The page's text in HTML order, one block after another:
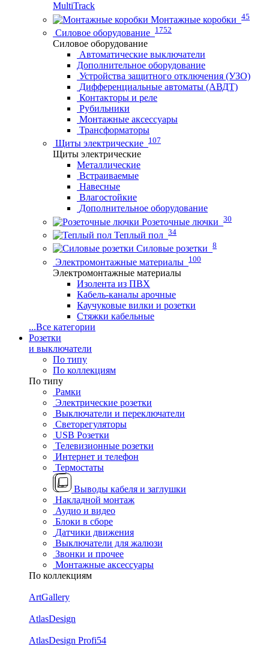
MultiTrack
Монтажные коробки 45
Силовое оборудование 1752
Силовое оборудование
Автоматические выключатели
Дополнительное оборудование
Устройства защитного отключения (УЗО)
Дифференциальные автоматы (АВДТ)
Контакторы и реле
Рубильники
Монтажные аксессуары
Трансформаторы
Щиты электрические 107
Щиты электрические
Металлические
Встраиваемые
Навесные
Влагостойкие
Дополнительное оборудование
Розеточные лючки 30
Теплый пол 34
Силовые розетки 8
Электромонтажные материалы 100
Электромонтажные материалы
Изолента из ПВХ
Кабель-каналы арочные
Каучуковые вилки и розетки
Стяжки кабельные
...Все категории
Розетки
и выключатели
По типу
По коллекциям
По типу
Рамки
Электрические розетки
Выключатели и переключатели
Светорегуляторы
USB Розетки
Телевизионные розетки
Интернет и телефон
Термостаты
Выводы кабеля и заглушки
Накладной монтаж
Аудио и видео
Блоки в сборе
Датчики движения
Выключатели для жалюзи
Звонки и прочее
Монтажные аксессуары
По коллекциям
ArtGallery
AtlasDesign
AtlasDesign Profi54